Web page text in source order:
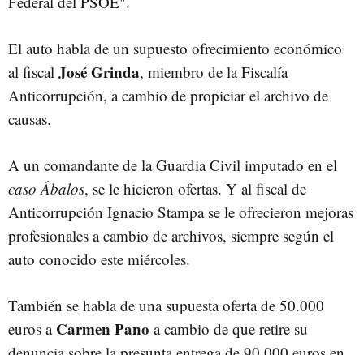
El auto habla de un supuesto ofrecimiento económico
al fiscal José Grinda, miembro de la Fiscalía
Anticorrupción, a cambio de propiciar el archivo de
causas.
A un comandante de la Guardia Civil imputado en el
caso Ábalos, se le hicieron ofertas. Y al fiscal de
Anticorrupción Ignacio Stampa se le ofrecieron mejoras
profesionales a cambio de archivos, siempre según el
auto conocido este miércoles.
También se habla de una supuesta oferta de 50.000
euros a Carmen Pano a cambio de que retire su